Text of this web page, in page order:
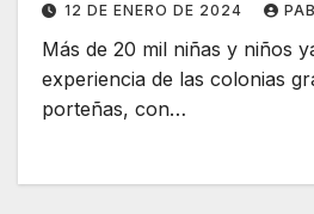
12 DE ENERO DE 2024
Más de 20 mil niñas y niños
experiencia de las colonias
porteñas, con…